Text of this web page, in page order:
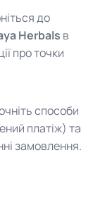
до
Herbals в
про точки
способи
платіж) та
замовлення.